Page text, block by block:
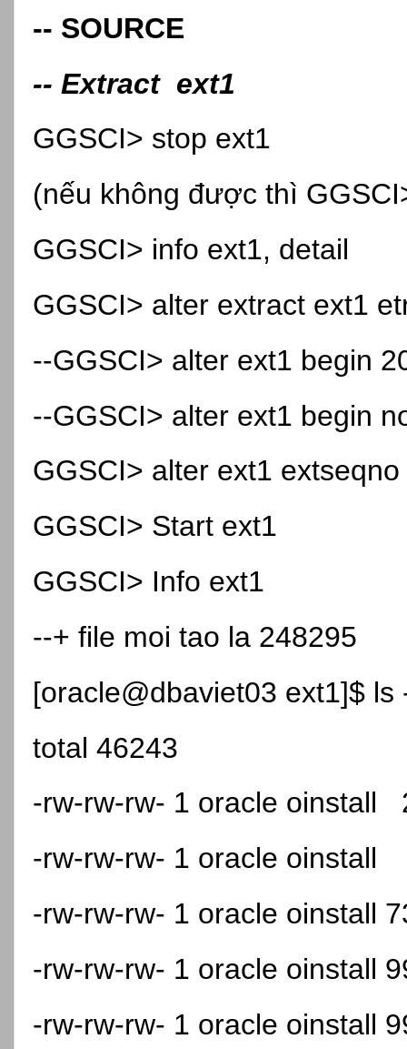
-- SOURCE
-- Extract ext1
GGSCI> stop ext1
(nếu không được thì
GGSCI> info ext1, detail
GGSCI> alter extract ext1
--GGSCI> alter ext1 begin
--GGSCI> alter ext1 begin
GGSCI> alter ext1
GGSCI> Start ext1
GGSCI> Info ext1
--+ file moi tao la 248295
[oracle@dbaviet03 ext1]$ ls
total 46243
-rw-rw-rw- 1 oracle oinstall
-rw-rw-rw- 1 oracle oinstall
-rw-rw-rw- 1 oracle oinstall
-rw-rw-rw- 1 oracle oinstall
-rw-rw-rw- 1 oracle oinstall